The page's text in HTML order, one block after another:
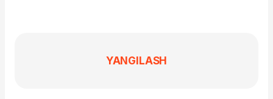
YANGILASH